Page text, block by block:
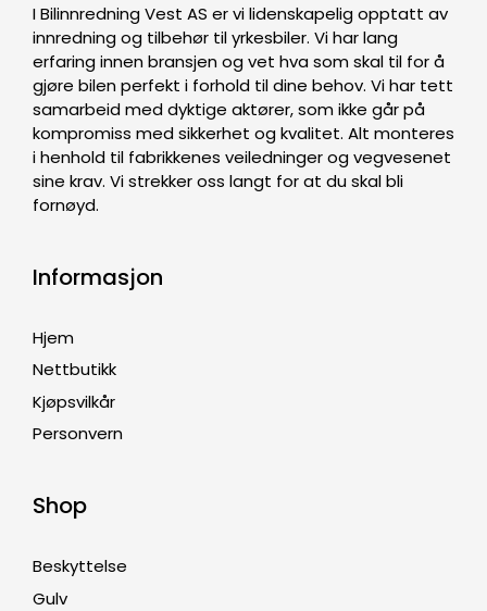
I Bilinnredning Vest AS er vi lidenskapelig opptatt av
innredning og tilbehør til yrkesbiler. Vi har lang
erfaring innen bransjen og vet hva som skal til for å
gjøre bilen perfekt i forhold til dine behov. Vi har tett
samarbeid med dyktige aktører, som ikke går på
kompromiss med sikkerhet og kvalitet. Alt monteres
i henhold til fabrikkenes veiledninger og vegvesenet
sine krav. Vi strekker oss langt for at du skal bli
fornøyd.
Informasjon
Hjem
Nettbutikk
Kjøpsvilkår
Personvern
Shop
Beskyttelse
Gulv